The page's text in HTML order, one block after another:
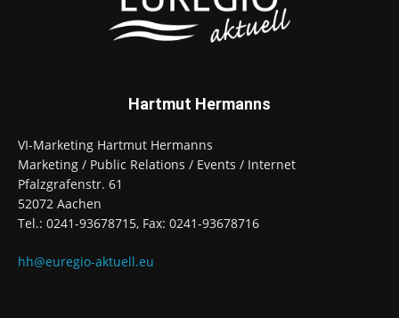
Hartmut Hermanns
VI-Marketing Hartmut Hermanns
Marketing / Public Relations / Events / Internet
Pfalzgrafenstr. 61
52072 Aachen
Tel.: 0241-93678715, Fax: 0241-93678716
hh@euregio-aktuell.eu